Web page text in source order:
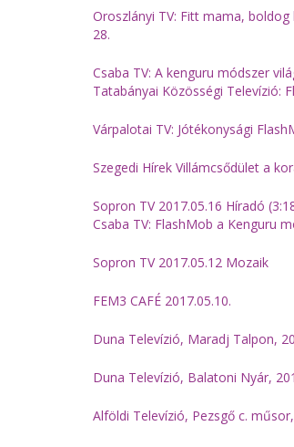
Oroszlányi TV: Fitt mama, boldog
28.
Csaba TV: A kenguru módszer
Tatabányai Közösségi Televízió:
Várpalotai TV: Jótékonysági
Szegedi Hírek Villámcsődület a
Sopron TV 2017.05.16 Híradó
Csaba TV: FlashMob a Kenguru
Sopron TV 2017.05.12 Mozaik
FEM3 CAFÉ 2017.05.10.
Duna Televízió, Maradj Talpon,
Duna Televízió, Balatoni Nyár,
Alföldi Televízió, Pezsgő c.